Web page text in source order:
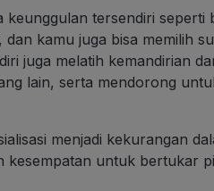
keunggulan tersendiri seperti
kamu juga bisa memilih
juga melatih kemandirian
lain, serta mendorong
menjadi kekurangan
kesempatan untuk bertukar